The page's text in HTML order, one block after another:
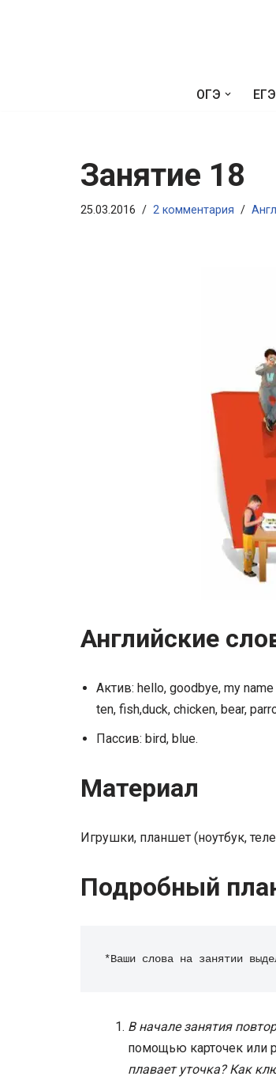
ОГЭ ЕГЭ
Занятие 18
25.03.2016 2 комментария
Английские
Актив: hello, goodbye, my
ten, fish,duck, chicken, bear,
Пассив: bird, blue.
Материал
Игрушки, планшет (ноутбук,
Подробный
*Ваши слова на занятии
В начале занятия
помощью карточек или
плавает уточка? Как